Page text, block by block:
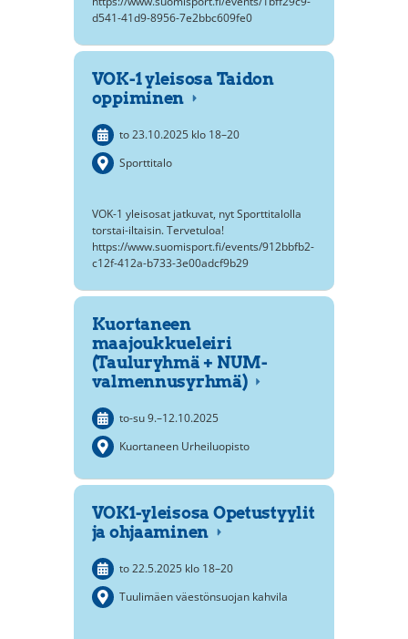
d541-41d9-8956-7e2bbc609fe0
VOK-1 yleisosa Taidon
oppiminen
to 23.10.2025 klo 18–20
Sporttitalo
VOK-1 yleisosat jatkuvat, nyt Sporttitalolla
torstai-iltaisin. Tervetuloa!
https://www.suomisport.fi/events/912bbfb2-
c12f-412a-b733-3e00adcf9b29
Kuortaneen
maajoukkueleiri
(Tauluryhmä + NUM-
valmennusyrhmä)
to-su9.–12.10.2025
Kuortaneen Urheiluopisto
VOK1-yleisosa Opetustyylit
ja ohjaaminen
to 22.5.2025 klo 18–20
Tuulimäen väestönsuojan kahvila